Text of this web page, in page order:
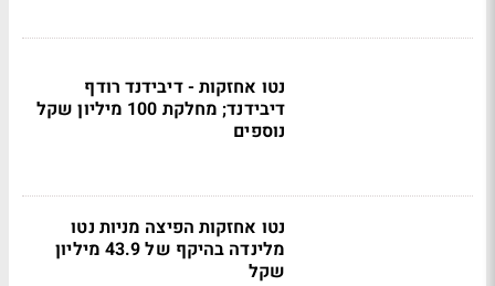
נטו אחזקות - דיבידנד רודף
דיבידנד; מחלקת 100 מיליון שקל
נוספים
נטו אחזקות הפיצה מניות נטו
מלינדה בהיקף של 43.9 מיליון
שקל